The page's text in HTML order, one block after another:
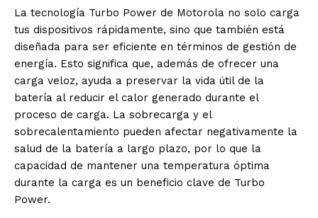
La tecnología Turbo Power de Motorola no solo carga
tus dispositivos rápidamente, sino que también está
diseñada para ser eficiente en términos de gestión de
energía. Esto significa que, además de ofrecer una
carga veloz, ayuda a preservar la vida útil de la
batería al reducir el calor generado durante el
proceso de carga. La sobrecarga y el
sobrecalentamiento pueden afectar negativamente la
salud de la batería a largo plazo, por lo que la
capacidad de mantener una temperatura óptima
durante la carga es un beneficio clave de Turbo
Power.